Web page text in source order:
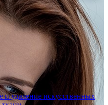
и удаление искусственных